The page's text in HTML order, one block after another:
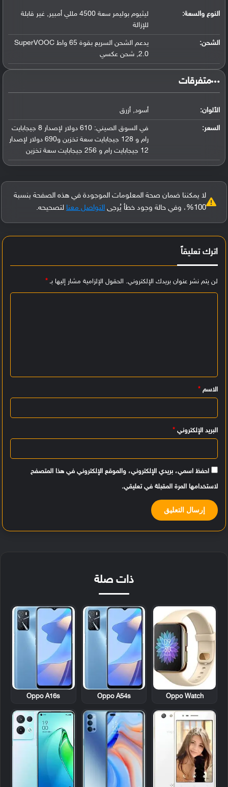
النوع والسعة:
ليثيوم بوليمر سعة 4500 مللي أمبير, غير قابلة
للإزالة
الشحن:
يدعم الشحن السريع بقوة 65 واط SuperVOOC
2.0, شحن عكسي
‏متفرقات‏
الألوان: أسود, أزرق
السعر:
في السوق الصيني: 610 دولار لإصدار 8 جيجابايت
رام و 128 جيجابايت سعة تخزين و690 دولار لإصدار
12 جيجابايت رام و 256 جيجابايت سعة تخزين
لا يمكننا ضمان صحة المعلومات الموجودة في هذه الصفحة بنسبة
100%، وفي حالة وجود خطأ يُرجى
التواصل معنا لتصحيحه.
اترك تعليقاً
لن يتم نشر عنوان بريدك الإلكتروني. الحقول الإلزامية مشار إليها بـ*
ي
ق
الاسم *
البريد الإلكتروني *
احفظ اسمي، بريدي الإلكتروني، والموقع الإلكتروني في هذا المتصفح
لاستخدامها المرة المقبلة في تعليقي.
ذات صلة
Oppo Watch
Oppo A54s
Oppo A16s